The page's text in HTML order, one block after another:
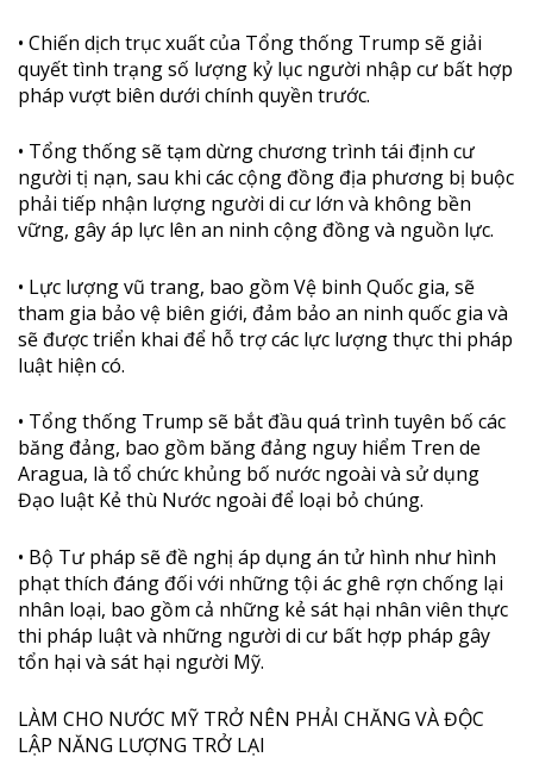
• Chiến dịch trục xuất của Tổng thống Trump sẽ giải
quyết tình trạng số lượng kỷ lục người nhập cư bất hợp
pháp vượt biên dưới chính quyền trước.
• Tổng thống sẽ tạm dừng chương trình tái định cư
người tị nạn, sau khi các cộng đồng địa phương bị buộc
phải tiếp nhận lượng người di cư lớn và không bền
vững, gây áp lực lên an ninh cộng đồng và nguồn lực.
• Lực lượng vũ trang, bao gồm Vệ binh Quốc gia, sẽ
tham gia bảo vệ biên giới, đảm bảo an ninh quốc gia và
sẽ được triển khai để hỗ trợ các lực lượng thực thi pháp
luật hiện có.
• Tổng thống Trump sẽ bắt đầu quá trình tuyên bố các
băng đảng, bao gồm băng đảng nguy hiểm Tren de
Aragua, là tổ chức khủng bố nước ngoài và sử dụng
Đạo luật Kẻ thù Nước ngoài để loại bỏ chúng.
• Bộ Tư pháp sẽ đề nghị áp dụng án tử hình như hình
phạt thích đáng đối với những tội ác ghê rợn chống lại
nhân loại, bao gồm cả những kẻ sát hại nhân viên thực
thi pháp luật và những người di cư bất hợp pháp gây
tổn hại và sát hại người Mỹ.
LÀM CHO NƯỚC MỸ TRỞ NÊN PHẢI CHĂNG VÀ ĐỘC
LẬP NĂNG LƯỢNG TRỞ LẠI